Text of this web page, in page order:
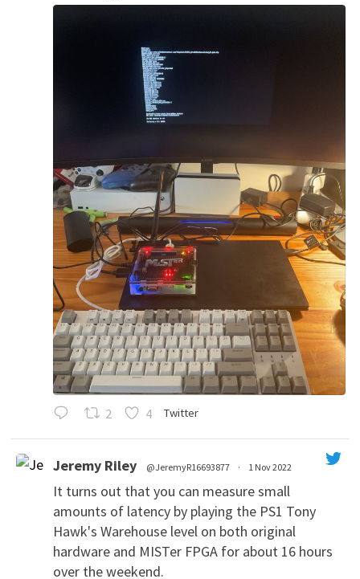
2 4 Twitter
Jeremy Riley @JeremyR16693877 · 1 Nov 2022
It turns out that you can measure small
amounts of latency by playing the PS1 Tony
Hawk's Warehouse level on both original
hardware and MISTer FPGA for about 16 hours
over the weekend.